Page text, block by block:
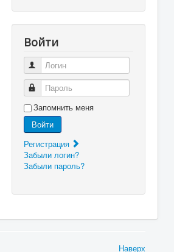
Войти
Логин
Пароль
Запомнить меня
Войти
Регистрация
Забыли логин?
Забыли пароль?
Наверх